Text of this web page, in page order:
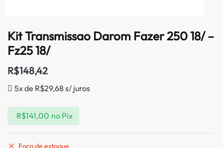
Kit Transmissao Darom Fazer 250 18/ –
Fz25 18/
R$148,42
5x de R$29,68 s/ juros
R$141,00 no Pix
Fora de estoque